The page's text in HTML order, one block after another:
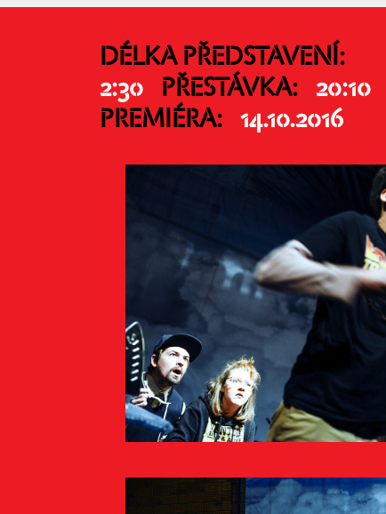
DÉLKA PŘEDSTAVENÍ:
2:30
PŘESTÁVKA: 20:10
PREMIÉRA: 14.10.2016